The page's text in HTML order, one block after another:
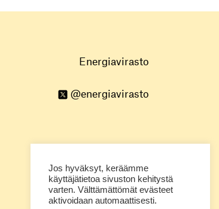
Energiavirasto
@energiavirasto
Jos hyväksyt, keräämme
käyttäjätietoa sivuston kehitystä
varten. Välttämättömät evästeet
aktivoidaan automaattisesti.